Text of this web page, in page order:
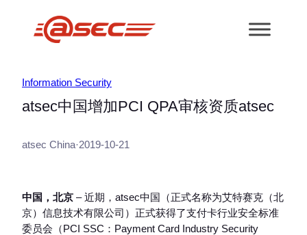
Information Security
atsec中国增加PCI QPA审核资质atsec
atsec China·2019-10-21
中国，北京 – 近期，atsec中国（正式名称为艾特赛克（北
京）信息技术有限公司）正式获得了支付卡行业安全标准
委员会（PCI SSC：Payment Card Industry Security